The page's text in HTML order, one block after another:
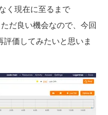
く現在に至るまで
だ良い機会なので、今回
価してみたいと思いま